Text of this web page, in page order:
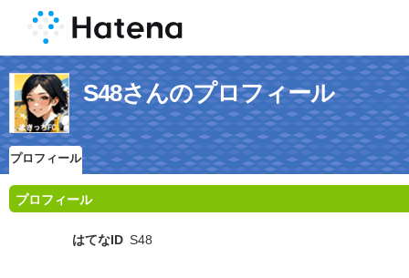
S48さんのプロフィール
プロフィール
プロフィール
はてなID S48